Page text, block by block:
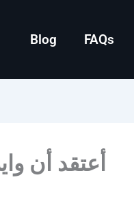
Blog FAQs